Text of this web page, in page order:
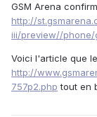
GSM Arena
http://
iii/preview//phone/
Voici l'article que
http://
757p2.php tout en